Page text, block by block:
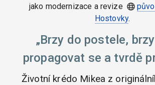
jako modernizace a revize
Hostovky.
Brzy do postele,
propagovat se a tvrdě
Životní krédo Mikea z